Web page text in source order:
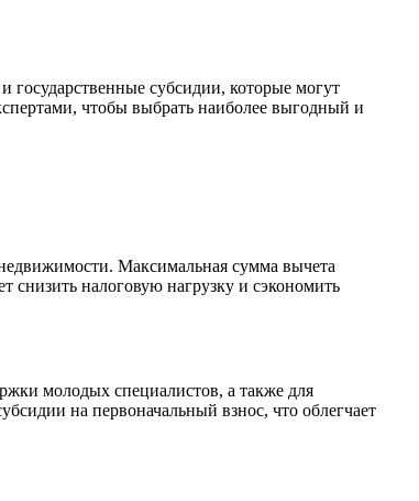
субсидии, которые могут
чтобы выбрать наиболее выгодный и
Максимальная сумма вычета
снизить налоговую нагрузку и сэкономить
молодых специалистов, а также для
на первоначальный взнос, что облегчает